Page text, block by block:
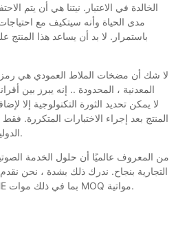
الخالدة في الاعتبار. نيتنا هي أن يتم
مدى الحياة وأنه سيتكيف مع
باستمرار. لا بد أن يساعد هذا
لا شك أن مضخات الملاط العمودي هي رمز
المعدنية ، المحدودة .. إنه يبرز بين
المنتج بعد إجراء الاختبارات المتكررة. فقط
الدولية يمكنهم الذهاب إلى السوق.
من المعروف عالميًا أن حلول الخدمة
التجارية بنجاح. ندرك ذلك بشدة ، نحن
الحوض العمودية في CNSME بما في ذلك موات MOQ مواتية.